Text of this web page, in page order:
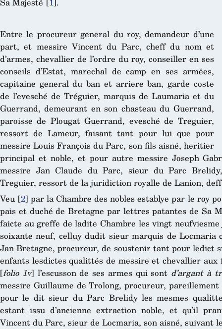
Entre le procureur general du roy, demandeur d’une
part, et messire Vincent du Parc, cheff du nom et
d’armes, chevallier de l’ordre du roy, conseiller en ses
conseils d’Estat, marechal de camp en ses armées,
capitaine general du ban et arriere ban, garde coste
de l’evesché de Tréguier, marquis de Laumaria et du
Guerrand, demeurant en son chasteau du Guerrand,
paroisse de Plougat Guerrand, evesché de Treguier,
ressort de Lameur, faisant tant pour lui que pour
messire Louis François du Parc, son fils aisné, heritier
principal et noble, et pour autre messire Joseph
messire Jan Claude du Parc, sieur du Parc
Treguier, ressort de la juridiction royalle de Lanion,
Veu [2] par la Chambre des nobles establye par le roy
pais et duché de Bretagne par lettres patantes de Sa
faicte au greffe de ladite Chambre les vingt
soixante neuf, celluy dudit sieur marquis de Locmaria
Jan Bretagne, procureur, de soustenir tant pour ledict
enfants lesdictes qualittés de messire et chevallier
[folio 1v] l’escusson de ses armes qui sont d’argant à
messire Guillaume de Trolong, procureur,
pour le dit sieur du Parc Brelidy les mesmes
estant issu d’ancienne extraction noble, et qu’il
Vincent du Parc, sieur de Locmaria, son aisné, suivant